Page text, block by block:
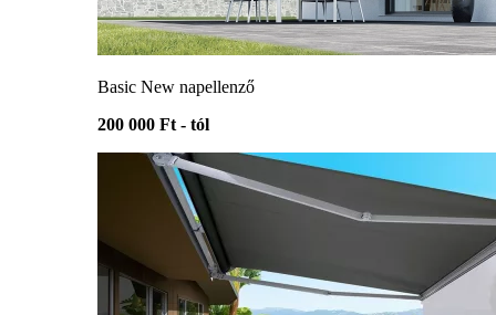
Basic New napellenző
200 000 Ft - tól